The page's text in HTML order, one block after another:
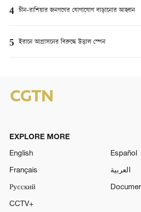
4 চীন-রাশিয়ার জনগণের যোগাযোগ বাড়ানোর আহ্বান
5 ইরানে আগ্রাসনের বিরুদ্ধে উত্তাল স্পেন
EXPLORE MORE
English
Español
Français
العربية
Русский
CCTV+